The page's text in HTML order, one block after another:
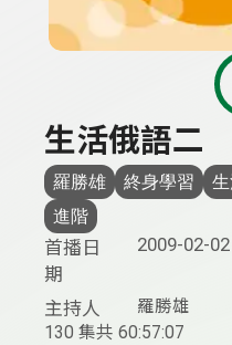
生活俄語二
羅勝雄 終身學習
進階
首播日
期
2009-02-02
主持人
羅勝雄
130 集共 60:57:07